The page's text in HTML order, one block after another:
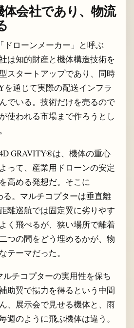
体会社であり、物流
ドローンメーカー」と呼ぶ
は知的財産と機体構造技術を
スタートアップであり、同時
を通じて実際の配送インフラ
でいる。技術だけを売るので
使われる市場まで作ろうとし
GRAVITY®は、機体の重心
って、産業用ドローンの安定
高める発想だ。そこに
。マルチコプターは垂直離
離巡航では固定翼に劣りやす
く飛べるが、狭い場所で離着
つの間をどう埋めるかが、物
テーマだった。
チコプターの実用性を保ち
助翼で揚力を得るという中間
、展示会で見せる機体と、雨
週のように飛ぶ機体は違う。